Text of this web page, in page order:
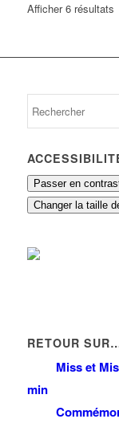
Afficher 6 résultats
Passer en
Changer la taille
RETOUR
Miss et
min